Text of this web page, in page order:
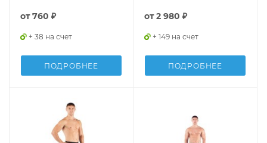
от760 ₽
+ 38 на счет
ПОДРОБНЕЕ
от2 980 ₽
+ 149 на счет
ПОДРОБНЕЕ